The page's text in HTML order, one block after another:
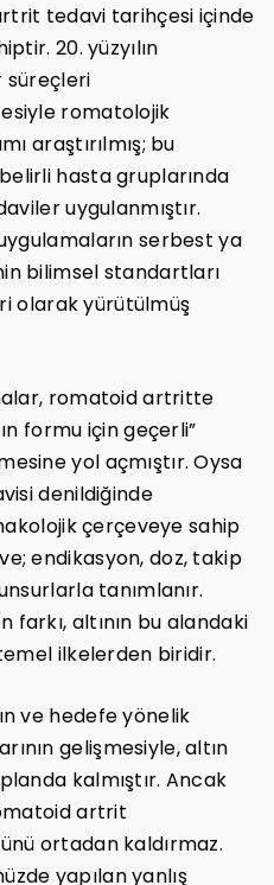
tedavi tarihçesi içinde
20. yüzyılın
süreçleri
romatolojik
araştırılmış; bu
hasta gruplarında
uygulanmıştır.
serbest ya
bilimsel standartları
olarak yürütülmüş
romatoid artritte
formu için geçerli”
yol açmıştır. Oysa
denildiğinde
çerçeveye sahip
endikasyon, doz, takip
tanımlanır.
farkı, altının bu alandaki
temel ilkelerden biridir.
ve hedefe yönelik
gelişmesiyle, altın
kalmıştır. Ancak
artrit
ortadan kaldırmaz.
yapılan yanlış